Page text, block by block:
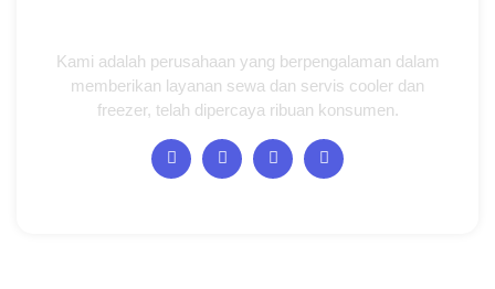
Kami adalah perusahaan yang berpengalaman dalam
memberikan layanan sewa dan servis cooler dan
freezer, telah dipercaya ribuan konsumen.